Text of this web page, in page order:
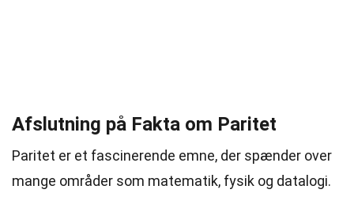
Afslutning på Fakta om Paritet
Paritet er et fascinerende emne, der spænder over
mange områder som matematik, fysik og datalogi.